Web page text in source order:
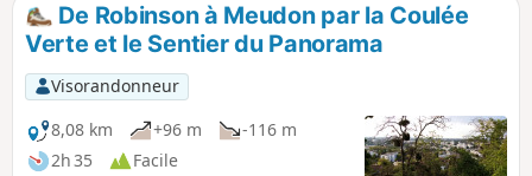
De Robinson à Meudon par la Coulée
Verte et le Sentier du Panorama
Visorandonneur
8,08 km
+96 m
-116 m
2h 35
Facile